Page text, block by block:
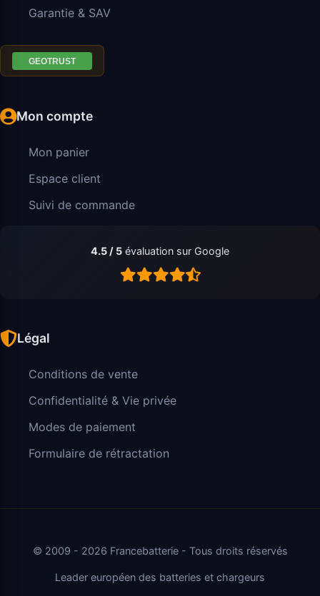
Garantie & SAV
Mon compte
Mon panier
Espace client
Suivi de commande
4.5 / 5 évaluation sur Google
Légal
Conditions de vente
Confidentialité & Vie privée
Modes de paiement
Formulaire de rétractation
© 2009 - 2026 Francebatterie - Tous droits réservés
Leader européen des batteries et chargeurs